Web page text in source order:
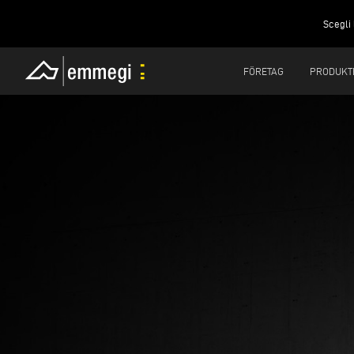
Scegli
FÖRETAG